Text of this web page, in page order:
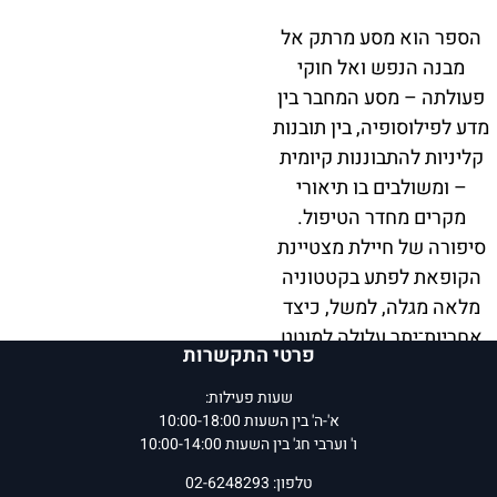
הספר הוא מסע מרתק אל
מבנה הנפש ואל חוקי
פעולתה – מסע המחבר בין
מדע לפילוסופיה, בין תובנות
קליניות להתבוננות קיומית
– ומשולבים בו תיאורי
מקרים מחדר הטיפול.
סיפורה של חיילת מצטיינת
הקופאת לפתע בקטטוניה
מלאה מגלה, למשל, כיצד
אחריות־יתר עלולה למוטט
את רצף הממדים ולשתק
את תנועת הנפש; ושיחה בין
מטופלת הסובלת מדיכאון
קשה לבין מטפל מדגימה
את האופן שבו רגש,
פרטי התקשרות
שעות פעילות:
א'-ה' בין השעות 10:00-18:00
ו' וערבי חג' בין השעות 10:00-14:00
טלפון: 02-6248293